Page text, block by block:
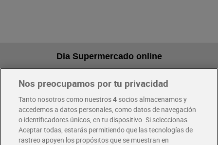
Dia Supermercado online
Pide hoy, recibe hoy
Envío gratis por compras superiores a 100€
Envío estandar por 4,99€
Nos preocupamos por tu privacidad
Tanto nosotros como nuestros4socios almacenamos y
accedemos a datos personales, como datos de navegación
o identificadores únicos, en tu dispositivo. Si seleccionas
Aceptar todas, estarás permitiendo que las tecnologías de
rastreo apoyen los propósitos que se muestran en